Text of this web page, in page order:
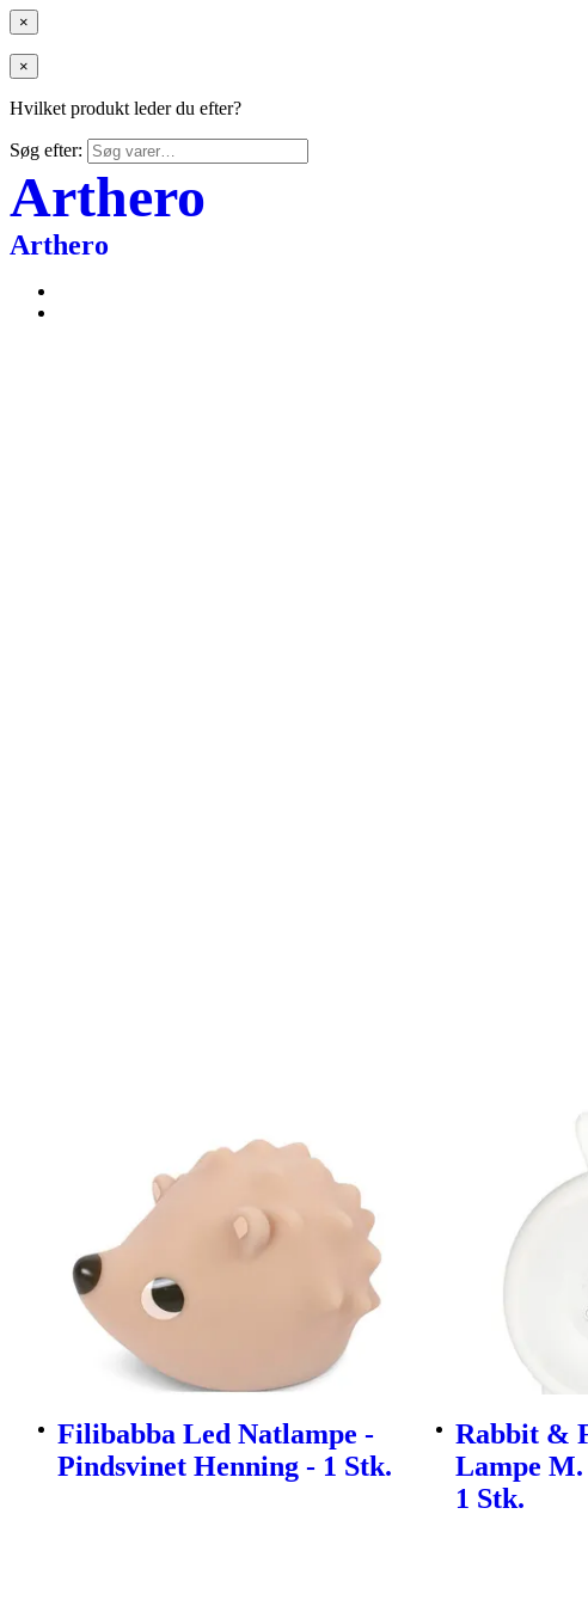
×
×
Hvilket produkt leder du efter?
Søg efter:
Arthero
Arthero
Filibabba Led Natlampe -
Pindsvinet Henning - 1 Stk.
Rabbit &
Lampe
1 Stk.